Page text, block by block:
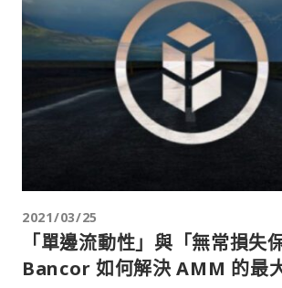
2021/03/25
「單邊流動性」與「無常損失
Bancor 如何解決 AMM 的最